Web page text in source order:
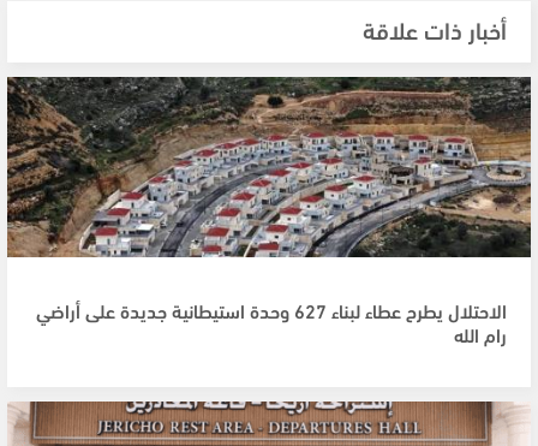
أخبار ذات علاقة
الاحتلال يطرح عطاء لبناء 627 وحدة استيطانية جديدة على أراضي
رام الله